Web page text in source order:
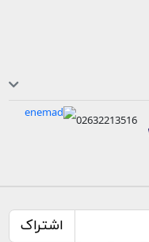
02632213516
اشتراک